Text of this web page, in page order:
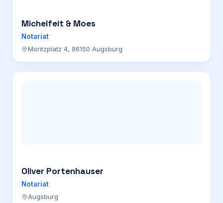
Michelfeit & Moes
Notariat
Moritzplatz 4, 86150 Augsburg
Oliver Portenhauser
Notariat
Augsburg